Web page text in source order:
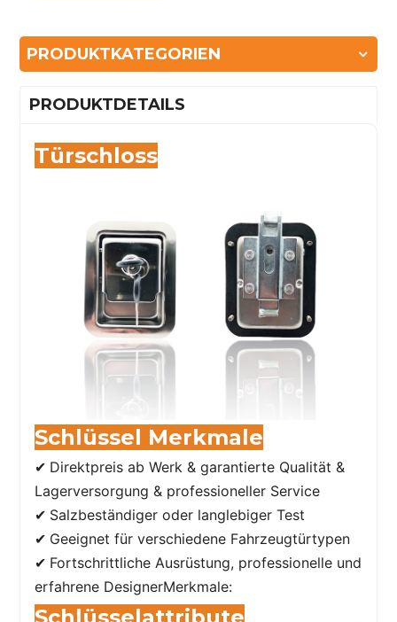
PRODUKTKATEGORIEN
PRODUKTDETAILS
Türschloss
Schlüssel Merkmale
✔ Direktpreis ab Werk & garantierte Qualität &
Lagerversorgung & professioneller Service
✔ Salzbeständiger oder langlebiger Test
✔ Geeignet für verschiedene Fahrzeugtürtypen
✔ Fortschrittliche Ausrüstung, professionelle und
erfahrene DesignerMerkmale:
Schlüsselattribute